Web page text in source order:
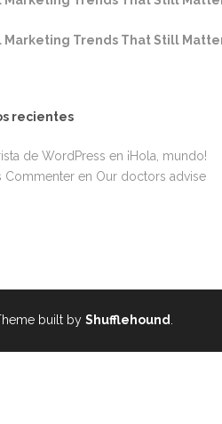
Marketing Trends That Still
recientes
de WordPress en ¡Hola, mundo!
Commenter en Our doctors advise
built by Shufflehound.